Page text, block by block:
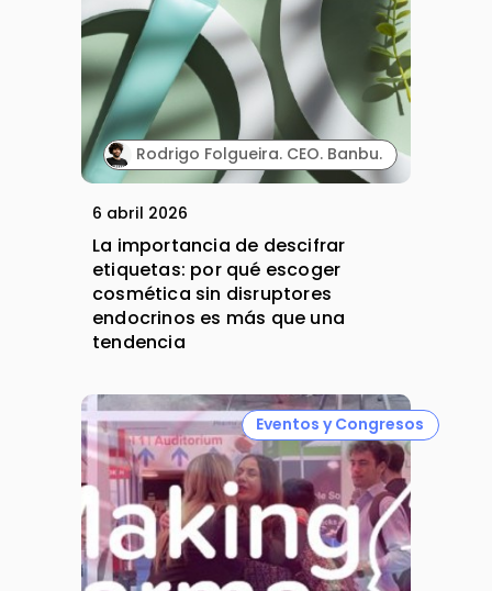
Rodrigo Folgueira. CEO. Banbu.
6 abril 2026
La importancia de descifrar
etiquetas: por qué escoger
cosmética sin disruptores
endocrinos es más que una
tendencia
Eventos y Congresos